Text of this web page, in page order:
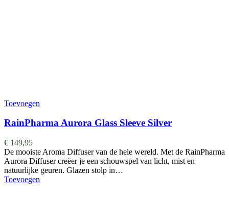
Toevoegen
RainPharma Aurora Glass Sleeve Silver
€ 149,95
De mooiste Aroma Diffuser van de hele wereld. ​​​​​​​​Met de RainPharma
Aurora Diffuser creëer je een schouwspel van licht, mist en
natuurlijke geuren. Glazen stolp in…
Toevoegen